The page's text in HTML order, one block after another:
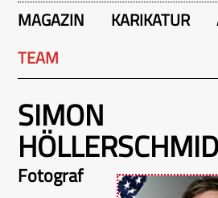
MAGAZIN KARIKATUR
TEAM
SIMON
HÖLLERSCHMID
Fotograf